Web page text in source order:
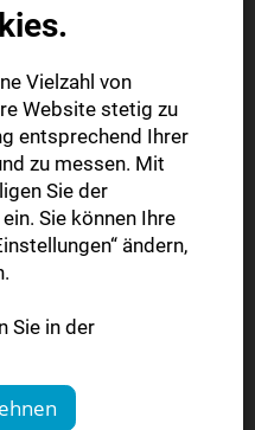
Kündigung
möchten
Vielzahl von
Website stetig zu
entsprechend Ihrer
zu messen. Mit
Sie der
Sie können Ihre
ändern,
Sie in der